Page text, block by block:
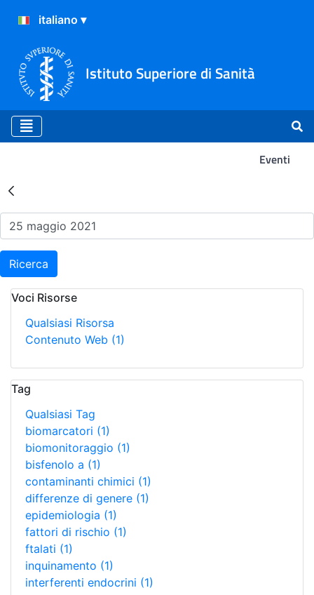
Istituto Superiore di Sanità
Eventi
Risultati della Ricerca -
Ricerca
Voci Risorse
Qualsiasi Risorsa
Contenuto Web (1)
Tag
Qualsiasi Tag
biomarcatori (1)
biomonitoraggio (1)
bisfenolo a (1)
contaminanti chimici (1)
differenze di genere (1)
epidemiologia (1)
fattori di rischio (1)
ftalati (1)
inquinamento (1)
interferenti endocrini (1)